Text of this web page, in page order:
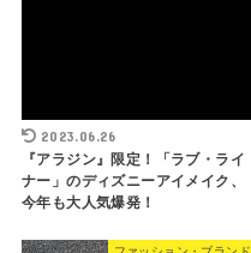
2023.06.26
『アラジン』限定！「ラブ・ライ
ナー」のディズニーアイメイク、
今年も大人気爆発！